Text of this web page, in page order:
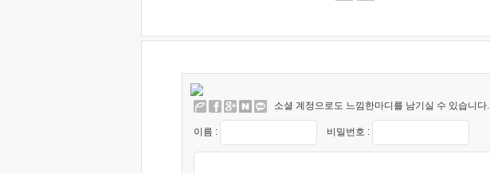
소셜 계정으로도 느낌한마디를 남기실 수 있습니다.
이름 : 비밀번호 :